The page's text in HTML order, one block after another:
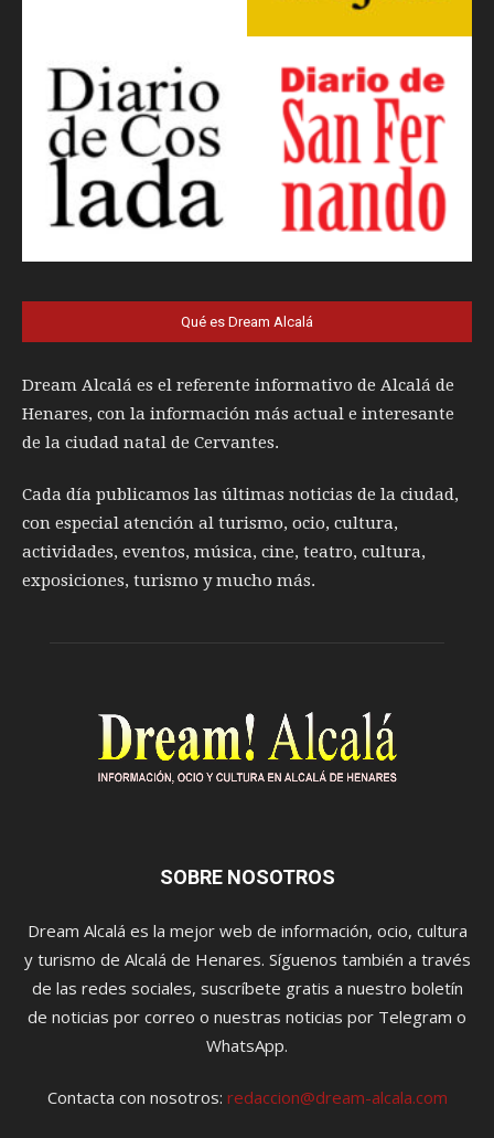
Qué es Dream Alcalá
Dream Alcalá es el referente informativo de Alcalá de
Henares, con la información más actual e interesante
de la ciudad natal de Cervantes.
Cada día publicamos las últimas noticias de la ciudad,
con especial atención al turismo, ocio, cultura,
actividades, eventos, música, cine, teatro, cultura,
exposiciones, turismo y mucho más.
SOBRE NOSOTROS
Dream Alcalá es la mejor web de información, ocio, cultura
y turismo de Alcalá de Henares. Síguenos también a través
de las redes sociales, suscríbete gratis a nuestro boletín
de noticias por correo o nuestras noticias por Telegram o
WhatsApp.
Contacta con nosotros: redaccion@dream-alcala.com